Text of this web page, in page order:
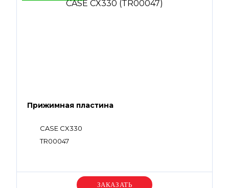
Прижимная пластина
CASE CX330
TR00047
Уточняйте цену